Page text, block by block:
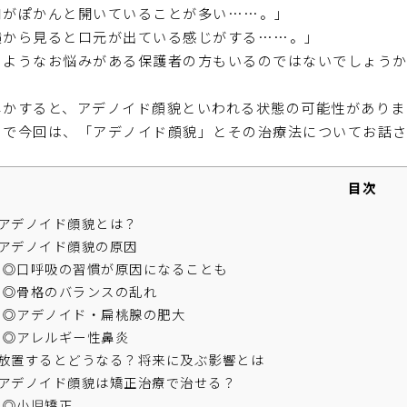
がぽかんと開いていることが多い……。」
から見ると口元が出ている感じがする……。」
ようなお悩みがある保護者の方もいるのではないでしょうか
すると、アデノイド顔貌といわれる状態の可能性がありま
今回は、「アデノイド顔貌」とその治療法についてお話さ
目次
デノイド顔貌とは？
デノイド顔貌の原因
◎口呼吸の習慣が原因になることも
◎骨格のバランスの乱れ
◎アデノイド・扁桃腺の肥大
◎アレルギー性鼻炎
置するとどうなる？将来に及ぶ影響とは
デノイド顔貌は矯正治療で治せる？